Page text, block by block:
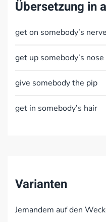
Übersetzung in
get on somebody’s
get up somebody’s nose
give somebody the pip
get in somebody’s hair
Varianten
Jemandem auf den